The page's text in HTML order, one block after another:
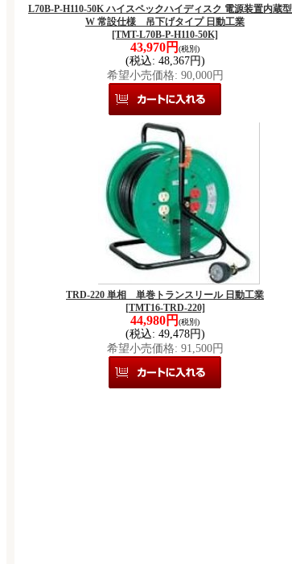
L70B-P-H110-50K ハイスペックハイディスク 電源装置内蔵
W 常設仕様 吊下げタイプ 日動工業
[TMT-L70B-P-H110-50K]
43,970円 (税別)
(税込: 48,367円)
希望小売価格: 90,000円
TRD-220 単相 単巻トランスリール 日動工業
[TMT16-TRD-220]
44,980円 (税別)
(税込: 49,478円)
希望小売価格: 91,500円